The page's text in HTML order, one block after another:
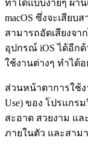
ทำได้แบบง่ายๆ ผ่าน
macOS ซึ่งจะเสีย
สามารถอัดเสียงจ
อุปกรณ์ iOS ได้อีก
ใช้งานต่างๆ ทำได้
ส่วนหน้าตาการใช้ง
Use) ของ โปรแกรม
สะอาด สวยงาม แ
ภายในตัว และสาม